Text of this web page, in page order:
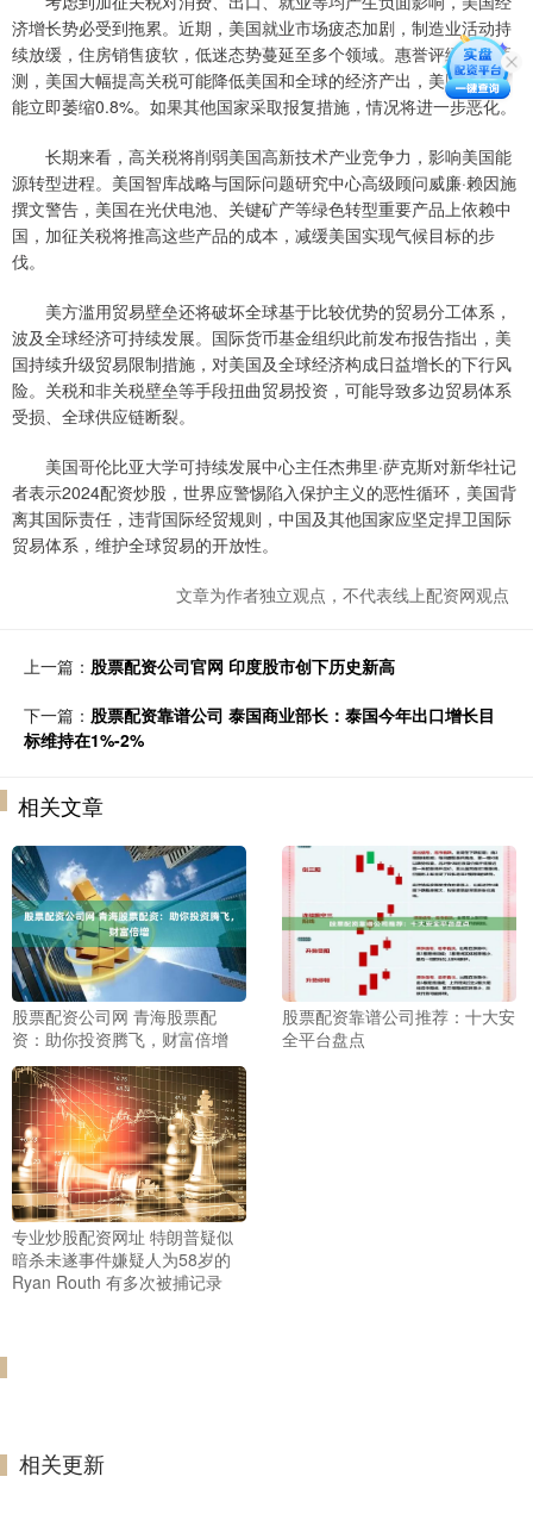
济增长势必受到拖累。近期，美国就业市场疲态加剧，制造业活动持
续放缓，住房销售疲软，低迷态势蔓延至多个领域。惠誉评级公司预
测，美国大幅提高关税可能降低美国和全球的经济产出，美国经济可
能立即萎缩0.8%。如果其他国家采取报复措施，情况将进一步恶化。
长期来看，高关税将削弱美国高新技术产业竞争力，影响美国能
源转型进程。美国智库战略与国际问题研究中心高级顾问威廉·赖因施
撰文警告，美国在光伏电池、关键矿产等绿色转型重要产品上依赖中
国，加征关税将推高这些产品的成本，减缓美国实现气候目标的步
伐。
美方滥用贸易壁垒还将破坏全球基于比较优势的贸易分工体系，
波及全球经济可持续发展。国际货币基金组织此前发布报告指出，美
国持续升级贸易限制措施，对美国及全球经济构成日益增长的下行风
险。关税和非关税壁垒等手段扭曲贸易投资，可能导致多边贸易体系
受损、全球供应链断裂。
美国哥伦比亚大学可持续发展中心主任杰弗里·萨克斯对新华社记
者表示2024配资炒股，世界应警惕陷入保护主义的恶性循环，美国背
离其国际责任，违背国际经贸规则，中国及其他国家应坚定捍卫国际
贸易体系，维护全球贸易的开放性。
文章为作者独立观点，不代表线上配资网观点
上一篇： 股票配资公司官网 印度股市创下历史新高
下一篇： 股票配资靠谱公司 泰国商业部长：泰国今年出口增长目
标维持在1%-2%
相关文章
股票配资公司网 青海股票配
资：助你投资腾飞，财富倍增
股票配资靠谱公司推荐：十大安
全平台盘点
专业炒股配资网址 特朗普疑似
暗杀未遂事件嫌疑人为58岁的
Ryan Routh 有多次被捕记录
相关更新